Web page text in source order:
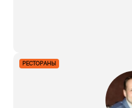
профильные знания,
обойтись именно
РЕСТОРАНЫ